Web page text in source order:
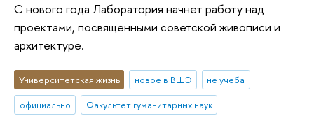
С нового года Лаборатория начнет работу над
проектами, посвященными советской живописи и
архитектуре.
Университетская жизнь новое в ВШЭ
не учеба
официально
Факультет гуманитарных наук